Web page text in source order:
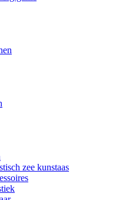
zee kunstaas